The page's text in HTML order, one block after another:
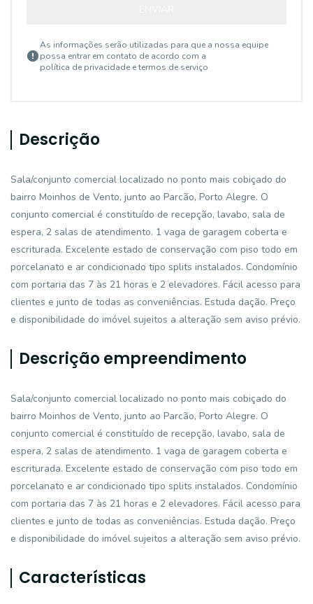
As informações serão utilizadas para que a nossa equipe
possa entrar em contato de acordo com a
política de privacidade e termos de serviço
Descrição
Sala/conjunto comercial localizado no ponto mais cobiçado do
bairro Moinhos de Vento, junto ao Parcão, Porto Alegre. O
conjunto comercial é constituído de recepção, lavabo, sala de
espera, 2 salas de atendimento. 1 vaga de garagem coberta e
escriturada. Excelente estado de conservação com piso todo em
porcelanato e ar condicionado tipo splits instalados. Condomínio
com portaria das 7 às 21 horas e 2 elevadores. Fácil acesso para
clientes e junto de todas as conveniências. Estuda dação. Preço
e disponibilidade do imóvel sujeitos a alteração sem aviso prévio.
Descrição empreendimento
Sala/conjunto comercial localizado no ponto mais cobiçado do
bairro Moinhos de Vento, junto ao Parcão, Porto Alegre. O
conjunto comercial é constituído de recepção, lavabo, sala de
espera, 2 salas de atendimento. 1 vaga de garagem coberta e
escriturada. Excelente estado de conservação com piso todo em
porcelanato e ar condicionado tipo splits instalados. Condomínio
com portaria das 7 às 21 horas e 2 elevadores. Fácil acesso para
clientes e junto de todas as conveniências. Estuda dação. Preço
e disponibilidade do imóvel sujeitos a alteração sem aviso prévio.
Características